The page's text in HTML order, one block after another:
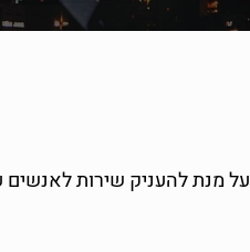
מנת להעניק שירות לאנשים